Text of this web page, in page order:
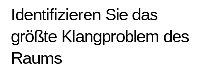
Identifizieren Sie das
größte Klangproblem des
Raums